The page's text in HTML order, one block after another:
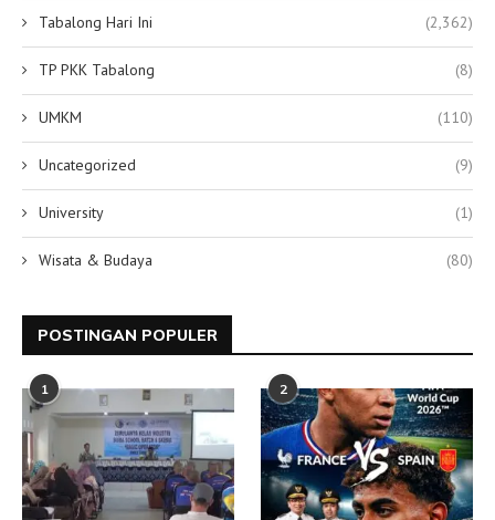
Tabalong Hari Ini (2,362)
TP PKK Tabalong (8)
UMKM (110)
Uncategorized (9)
University (1)
Wisata & Budaya (80)
POSTINGAN POPULER
1 2